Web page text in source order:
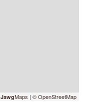
JawgMaps | © OpenStreetMap